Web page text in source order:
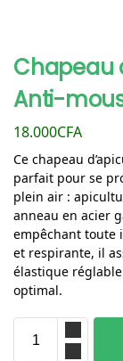
Chapeau
Anti-
18.000CFA
Ce chapeau
parfait pour se
plein air :
anneau en acier
empêchant toute
et respirante, il
élastique
optimal.